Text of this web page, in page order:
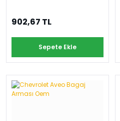
902,67 TL
Sepete Ekle